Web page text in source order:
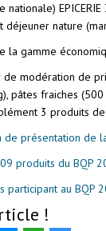
nationale)
nature
la gamme
de modération de
pâtes fraiches
3 produits
présentation de
produits du BQP
participant au BQP
!